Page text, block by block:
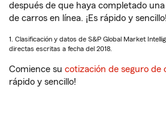
después de que haya completado
de carros en línea. ¡Es rápido y sencillo!
1. Clasificación y datos de S&P Global Market
directas escritas a fecha del 2018.
Comience su cotización de seguro de
rápido y sencillo!